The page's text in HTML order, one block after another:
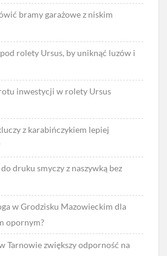
bramy garażowe z niskim
rolety Ursus, by uniknąć luzów i
inwestycji w rolety Ursus
z karabińczykiem lepiej
druku smyczy z naszywką bez
w Grodzisku Mazowieckim dla
opornym?
Tarnowie zwiększy odporność na